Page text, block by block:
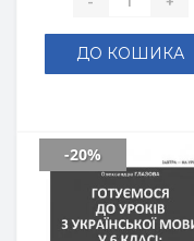
ДО КОШИКА
-20%